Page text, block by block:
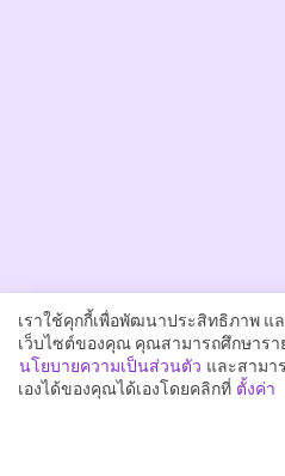
i
c
อทิตาคลินิก
สาขา ปิ่นเกล้า
เราใช้คุกกี้เพื่อพัฒนาประสิทธิภาพ แ
เว็บไซต์ของคุณ คุณสามารถศึกษารา
นโยบายความเป็นส่วนตัว และสามา
เองได้ของคุณได้เองโดยคลิกที่ ตั้งค่า